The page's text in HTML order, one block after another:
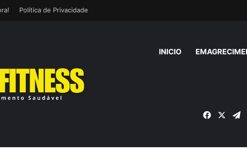
Política de Privacidade
INICIO
Facebook